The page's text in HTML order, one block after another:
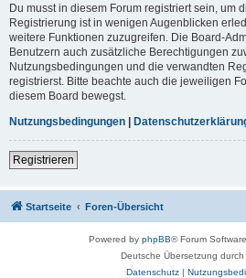
Du musst in diesem Forum registriert sein, um
Registrierung ist in wenigen Augenblicken
weitere Funktionen zuzugreifen. Die Board-
Benutzern auch zusätzliche Berechtigungen
Nutzungsbedingungen und die verwandten
registrierst. Bitte beachte auch die jeweiligen
diesem Board bewegst.
Nutzungsbedingungen |
Registrieren
Startseite Foren-Übersicht
Powered by phpBB® Forum
Deutsche Übersetzung durch
Datenschutz|